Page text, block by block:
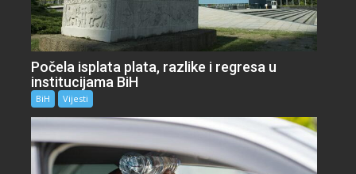
Počela isplata plata, razlike i regresa u
institucijama BiH
BiH Vijesti